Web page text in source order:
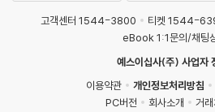
고객센터 1544-3800 티켓 1544-
eBook 1:1문의/채팅
예스이십사(주) 사업자
이용약관
개인정보처리방침
PC버전
회사소개 거